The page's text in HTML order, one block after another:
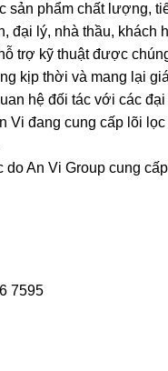
sản phẩm chất lượng,
đại lý, nhà thầu, khách
trợ kỹ thuật được
kịp thời và mang lại
hệ đối tác với các
Vi đang cung cấp lõi
do An Vi Group cung
7595